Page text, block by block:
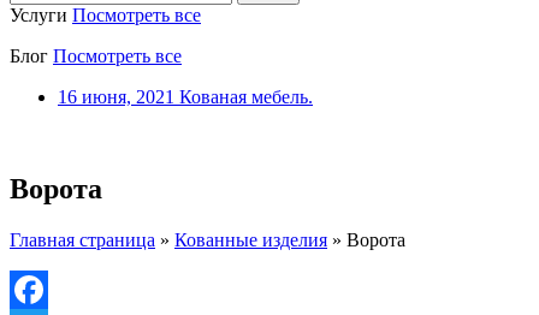
Услуги Посмотреть все
Блог Посмотреть все
16 июня, 2021 Кованая мебель.
Ворота
Главная страница » Кованные изделия » Ворота